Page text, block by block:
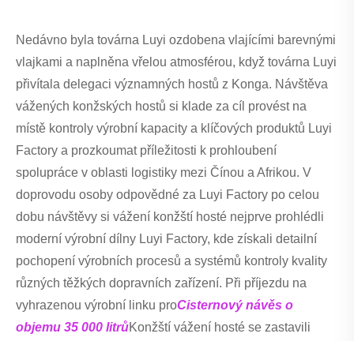
Nedávno byla továrna Luyi ozdobena vlajícími barevnými
vlajkami a naplněna vřelou atmosférou, když továrna Luyi
přivítala delegaci významných hostů z Konga. Návštěva
vážených konžských hostů si klade za cíl provést na
místě kontroly výrobní kapacity a klíčových produktů Luyi
Factory a prozkoumat příležitosti k prohloubení
spolupráce v oblasti logistiky mezi Čínou a Afrikou. V
doprovodu osoby odpovědné za Luyi Factory po celou
dobu návštěvy si vážení konžští hosté nejprve prohlédli
moderní výrobní dílny Luyi Factory, kde získali detailní
pochopení výrobních procesů a systémů kontroly kvality
různých těžkých dopravních zařízení. Při příjezdu na
vyhrazenou výrobní linku proCisternový návěs o
objemu 35 000 litrůKonžští vážení hosté se zastavili